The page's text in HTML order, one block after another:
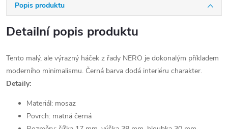
Popis produktu
Detailní popis produktu
Tento malý, ale výrazný háček z řady NERO je dokonalým příkladem
moderního minimalismu. Černá barva dodá interiéru charakter.
Detaily:
Materiál: mosaz
Povrch: matná černá